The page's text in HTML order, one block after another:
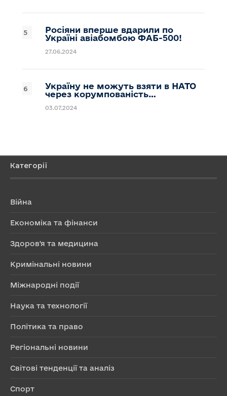
Росіяни вперше вдарили по
Україні авіабомбою ФАБ-500!
27.06.2024
Україну не можуть взяти в НАТО
через корумпованість…
03.07.2024
Категорії
Війна
Економіка та фінанси
Здоров'я та медицина
Кримінальні новини
Міжнародні події
Наука та технології
Політика та право
Регіональні новини
Світові тенденції та аналіз
Спорт